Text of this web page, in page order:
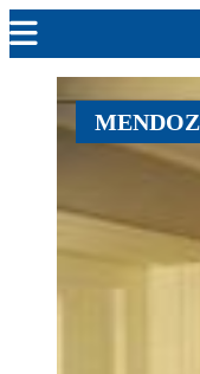
MENDOZA
CADA DÍA
NOTICIERO 9
PROTAGONISTAS